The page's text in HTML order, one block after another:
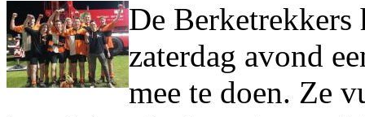
De Berketrekkers
zaterdag avond
mee te doen. Ze